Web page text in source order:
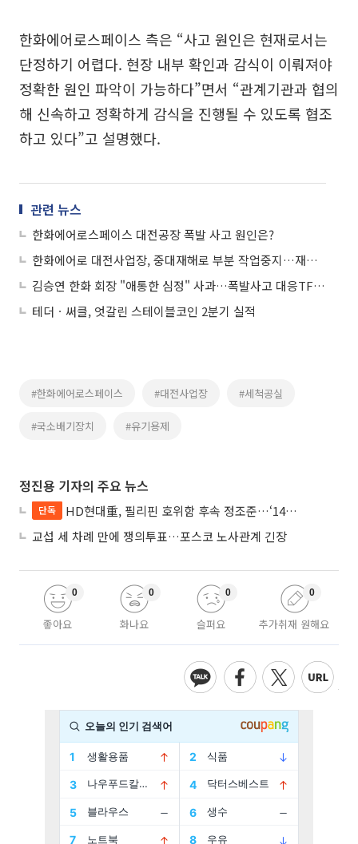
한화에어로스페이스 측은 “사고 원인은 현재로서는
단정하기 어렵다. 현장 내부 확인과 감식이 이뤄져야
정확한 원인 파악이 가능하다”면서 “관계기관과 협의
해 신속하고 정확하게 감식을 진행될 수 있도록 협조
하고 있다”고 설명했다.
관련 뉴스
한화에어로스페이스 대전공장 폭발 사고 원인은?
한화에어로 대전사업장, 중대재해로 부분 작업중지…재개 시점 미정
김승연 한화 회장 "애통한 심정" 사과…폭발사고 대응TF 가동
테더ㆍ써클, 엇갈린 스테이블코인 2분기 실적
#한화에어로스페이스 #대전사업장 #세척공실
#국소배기장치 #유기용제
정진용 기자의 주요 뉴스
단독
HD현대重, 필리핀 호위함 후속 정조준…‘14척+α’ 싹쓸이 노린다
교섭 세 차례 만에 쟁의투표…포스코 노사관계 긴장
좋아요
0
화나요
0
슬퍼요
0
추가취재 원해요
0